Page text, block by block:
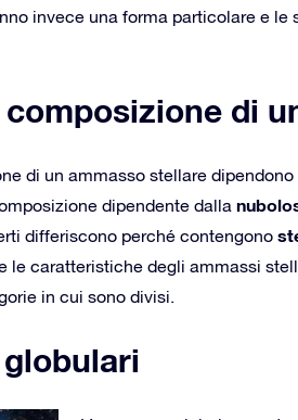
invece una forma particolare e le
di
di un ammasso stellare
dipendente dalla
differiscono perché contengono
le caratteristiche degli ammassi
in cui sono divisi.